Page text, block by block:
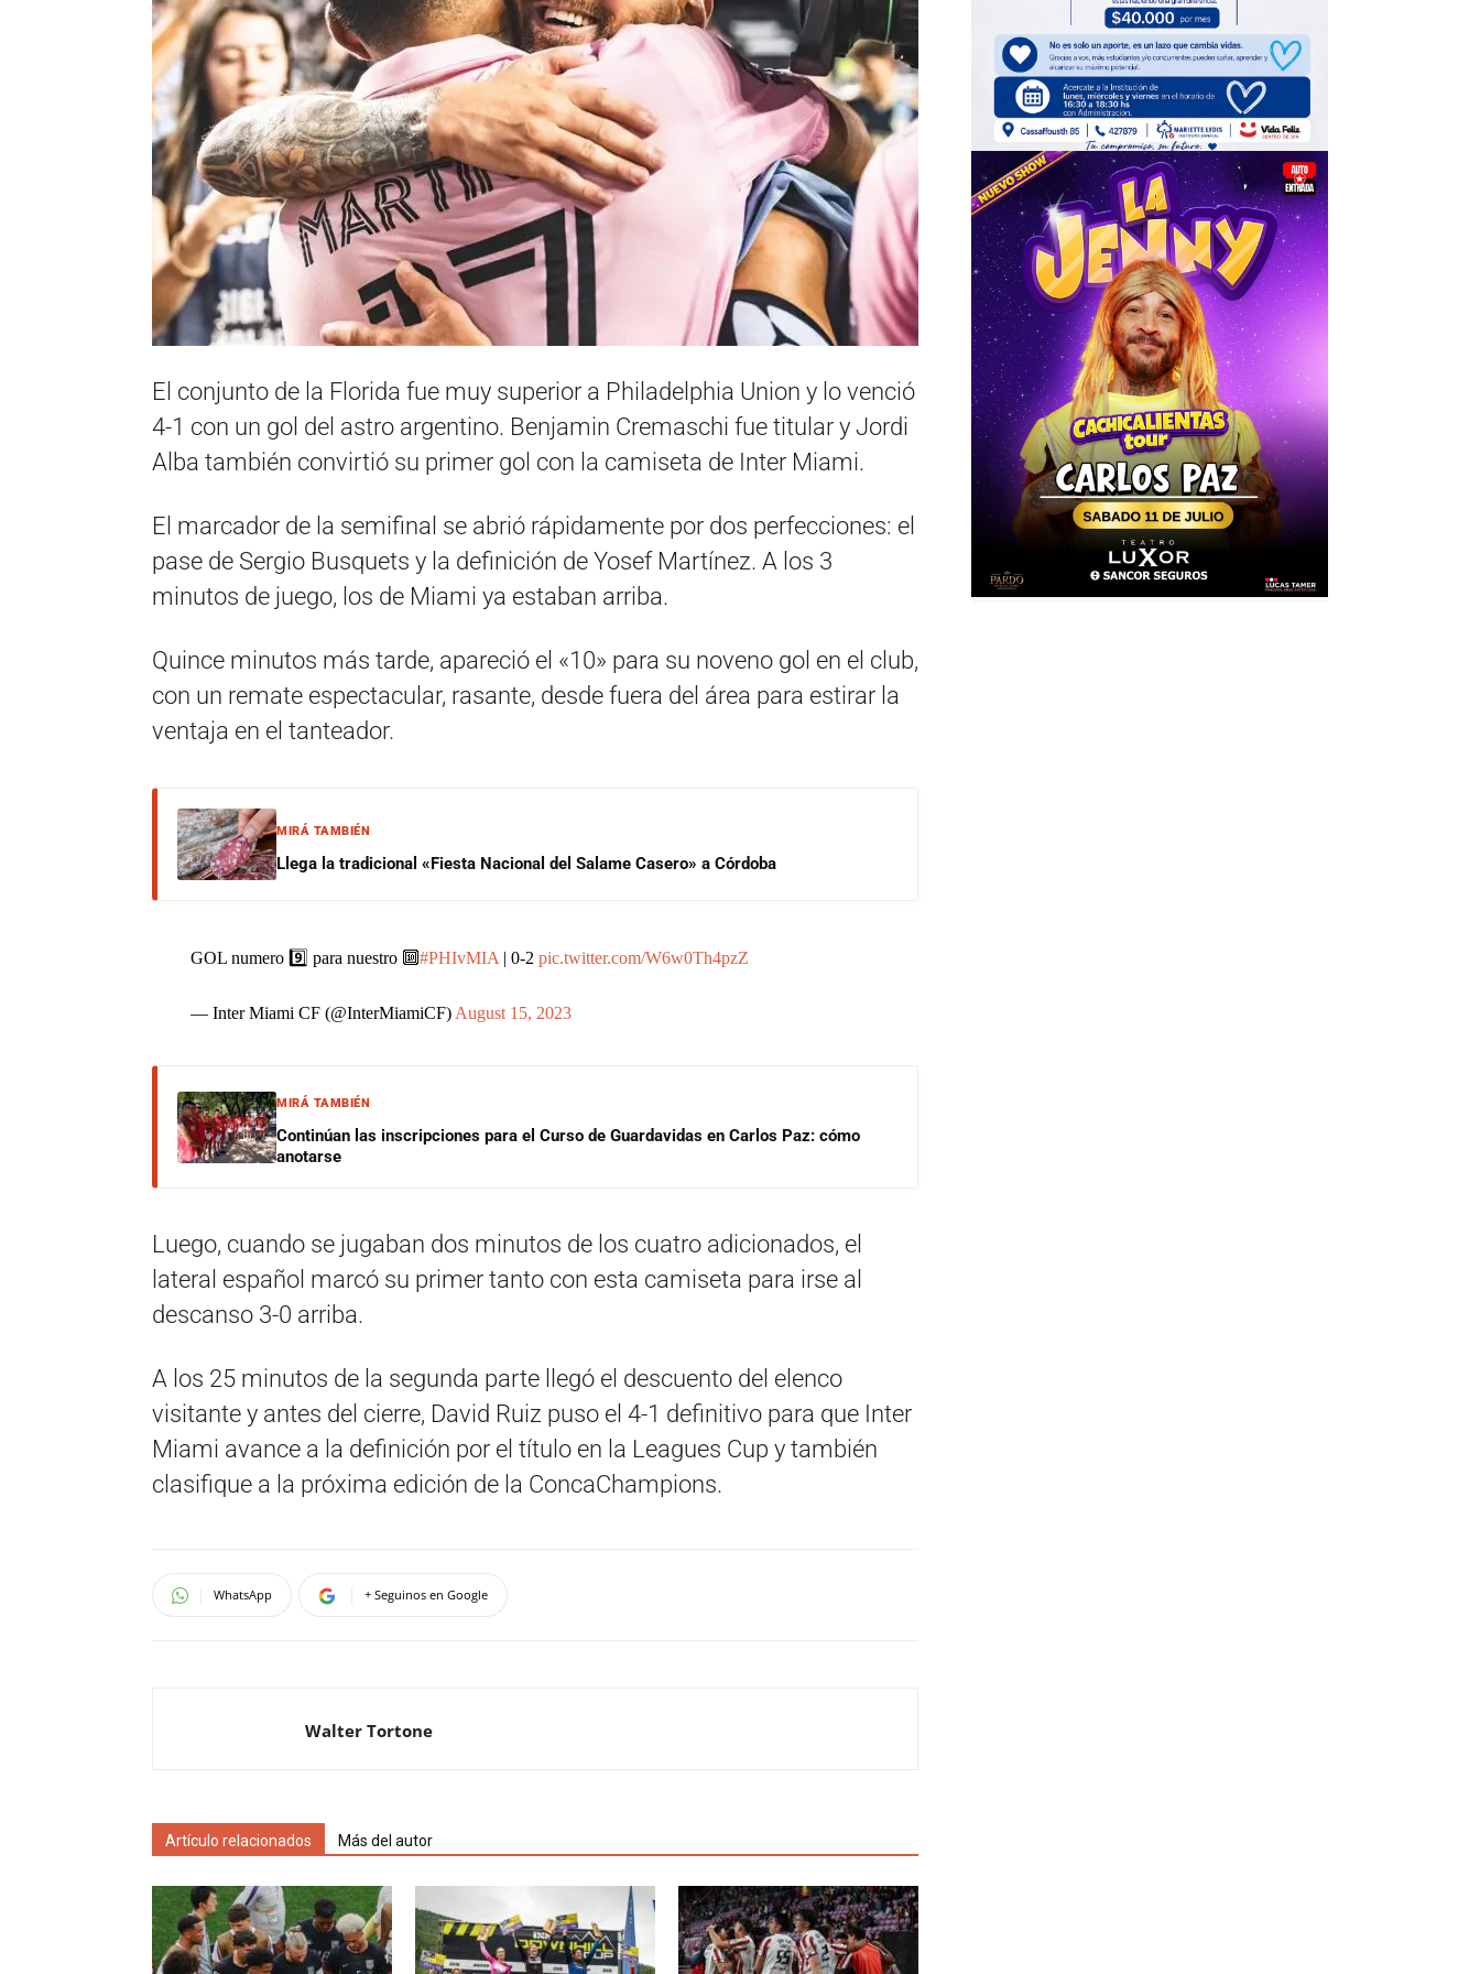
El conjunto de la Florida fue muy superior a Philadelphia Union y lo venció
4-1 con un gol del astro argentino. Benjamin Cremaschi fue titular y Jordi
Alba también convirtió su primer gol con la camiseta de Inter Miami.
El marcador de la semifinal se abrió rápidamente por dos perfecciones: el
pase de Sergio Busquets y la definición de Yosef Martínez. A los 3
minutos de juego, los de Miami ya estaban arriba.
Quince minutos más tarde, apareció el «10» para su noveno gol en el club,
con un remate espectacular, rasante, desde fuera del área para estirar la
ventaja en el tanteador.
MIRÁ TAMBIÉN
Llega la tradicional «Fiesta Nacional del Salame Casero» a Córdoba
GOL numero 9️⃣ para nuestro 🔟#PHIvMIA | 0-2 pic.twitter.com/W6w0Th4pzZ
— Inter Miami CF (@InterMiamiCF) August 15, 2023
MIRÁ TAMBIÉN
Continúan las inscripciones para el Curso de Guardavidas en Carlos Paz: cómo
anotarse
Luego, cuando se jugaban dos minutos de los cuatro adicionados, el
lateral español marcó su primer tanto con esta camiseta para irse al
descanso 3-0 arriba.
A los 25 minutos de la segunda parte llegó el descuento del elenco
visitante y antes del cierre, David Ruiz puso el 4-1 definitivo para que Inter
Miami avance a la definición por el título en la Leagues Cup y también
clasifique a la próxima edición de la ConcaChampions.
WhatsApp + Seguinos en Google
Walter Tortone
Artículo relacionados Más del autor